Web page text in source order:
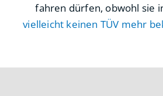
fahren dürfen, obwohl sie
vielleicht keinen TÜV mehr